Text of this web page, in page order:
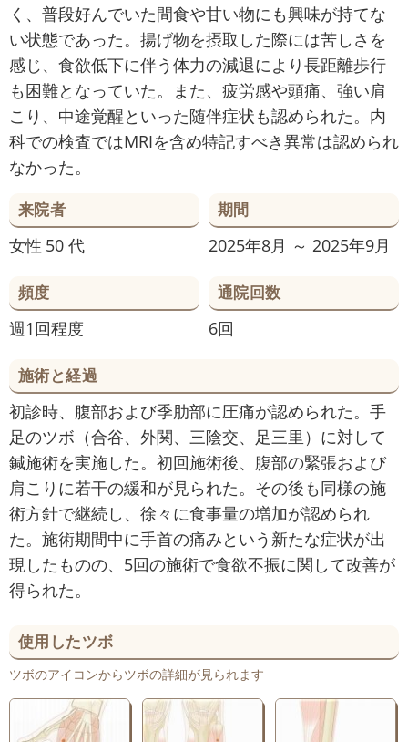
く、普段好んでいた間食や甘い物にも興味が持てな
い状態であった。揚げ物を摂取した際には苦しさを
感じ、食欲低下に伴う体力の減退により長距離歩行
も困難となっていた。また、疲労感や頭痛、強い肩
こり、中途覚醒といった随伴症状も認められた。内
科での検査ではMRIを含め特記すべき異常は認められ
なかった。
来院者
女性 50 代
期間
2025年8月 ～ 2025年9月
頻度
週1回程度
通院回数
6回
施術と経過
初診時、腹部および季肋部に圧痛が認められた。手
足のツボ（合谷、外関、三陰交、足三里）に対して
鍼施術を実施した。初回施術後、腹部の緊張および
肩こりに若干の緩和が見られた。その後も同様の施
術方針で継続し、徐々に食事量の増加が認められ
た。施術期間中に手首の痛みという新たな症状が出
現したものの、5回の施術で食欲不振に関して改善が
得られた。
使用したツボ
ツボのアイコンからツボの詳細が見られます